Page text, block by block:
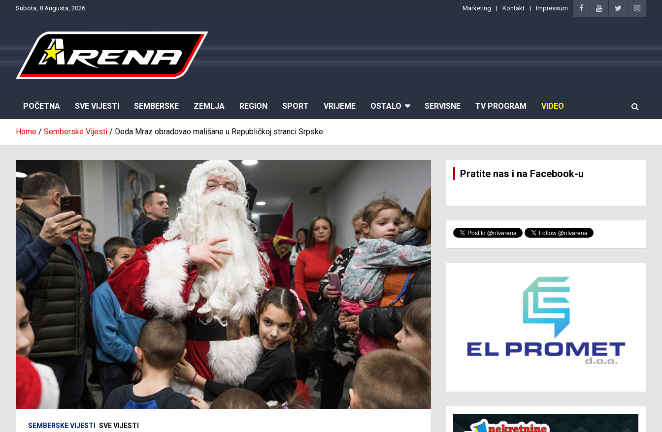
Subota, 8 Augusta, 2026 Marketing Kontakt Impressum
POČETNA SVE VIJESTI SEMBERSKE ZEMLJA REGION SPORT VRIJEME OSTALO SERVISNE TV PROGRAM VIDEO
Home Semberske Vijesti Deda Mraz obradovao mališane u Republičkoj stranci Srpske
SEMBERSKE VIJESTI SVE VIJESTI
Pratite nas i na Facebook-u